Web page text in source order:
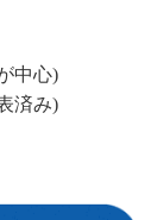
中心)
済み)